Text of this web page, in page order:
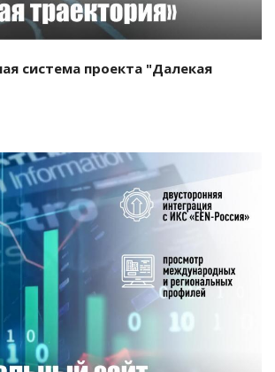
система проекта "Далекая
Смотреть проект